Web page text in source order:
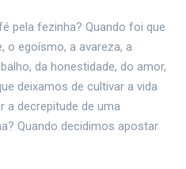
pela fezinha? Quando foi que
o egoísmo, a avareza, a
da honestidade, do amor,
deixamos de cultivar a vida
a decrepitude de uma
Quando decidimos apostar